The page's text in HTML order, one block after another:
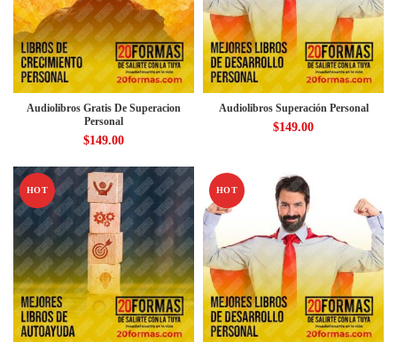
Audiolibros Gratis De Superacion
Personal
$149.00
Audiolibros Superación Personal
$149.00
HOT HOT